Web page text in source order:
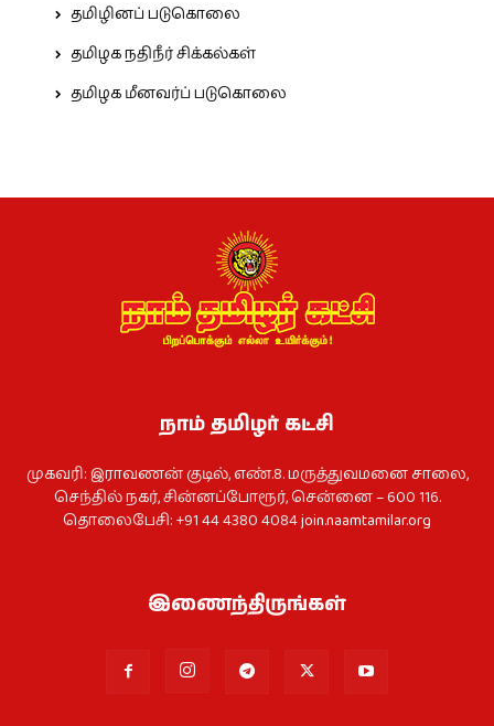
தமிழினப் படுகொலை
தமிழக நதிநீர் சிக்கல்கள்
தமிழக மீனவர்ப் படுகொலை
நாம் தமிழர் கட்சி
முகவரி: இராவணன் குடில், எண்.8. மருத்துவமனை சாலை,
செந்தில் நகர், சின்னப்போரூர், சென்னை – 600 116.
தொலைபேசி: +91 44 4380 4084join.naamtamilar.org
இணைந்திருங்கள்